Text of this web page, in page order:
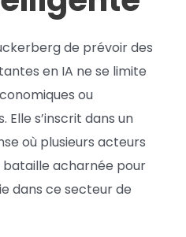
de prévoir des
en IA ne se limite
ou
Elle s’inscrit dans un
où plusieurs acteurs
bataille acharnée pour
dans ce secteur de